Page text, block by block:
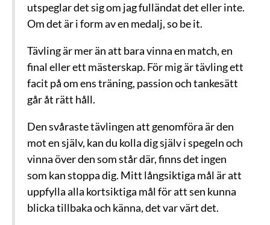
utspeglar det sig om jag fulländat det eller inte.
Om det är i form av en medalj, so be it.
Tävling är mer än att bara vinna en match, en
final eller ett mästerskap. För mig är tävling ett
facit på om ens träning, passion och tankesätt
går åt rätt håll.
Den svåraste tävlingen att genomföra är den
mot en själv, kan du kolla dig själv i spegeln och
vinna över den som står där, finns det ingen
som kan stoppa dig. Mitt långsiktiga mål är att
uppfylla alla kortsiktiga mål för att sen kunna
blicka tillbaka och känna, det var värt det.